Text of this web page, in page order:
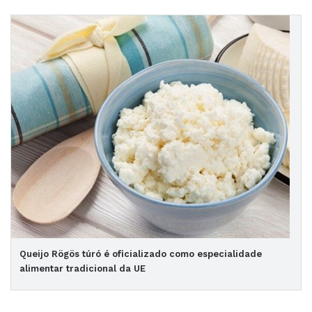
Queijo Rögös túró é oficializado como especialidade
alimentar tradicional da UE